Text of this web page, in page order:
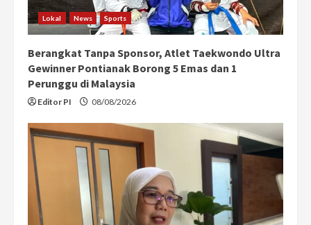
Lokal News Sports
Berangkat Tanpa Sponsor, Atlet Taekwondo Ultra
Gewinner Pontianak Borong 5 Emas dan 1
Perunggu di Malaysia
Editor PI 08/08/2026